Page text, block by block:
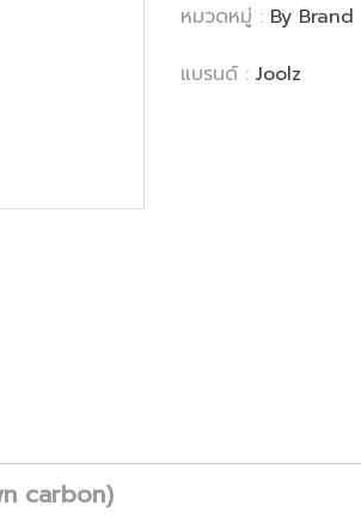
หมวดหมู่ : By Brand
แบรนด์ : Joolz
carbon)